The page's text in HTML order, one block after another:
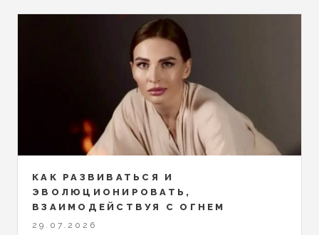
КАК РАЗВИВАТЬСЯ И
ЭВОЛЮЦИОНИРОВАТЬ,
ВЗАИМОДЕЙСТВУЯ С ОГНЕМ
29.07.2026